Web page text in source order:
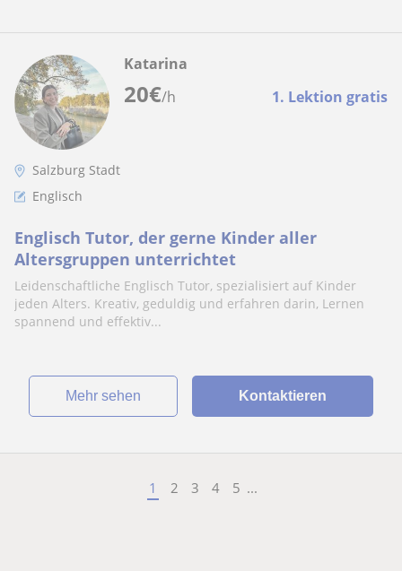
20€/h 1. Lektion gratis
Katarina
Salzburg Stadt
Englisch
Englisch Tutor, der gerne Kinder aller
Altersgruppen unterrichtet
Leidenschaftliche Englisch Tutor, spezialisiert auf Kinder
jeden Alters. Kreativ, geduldig und erfahren darin, Lernen
spannend und effektiv...
Mehr sehen Kontaktieren
1 2 3 4 5 ...